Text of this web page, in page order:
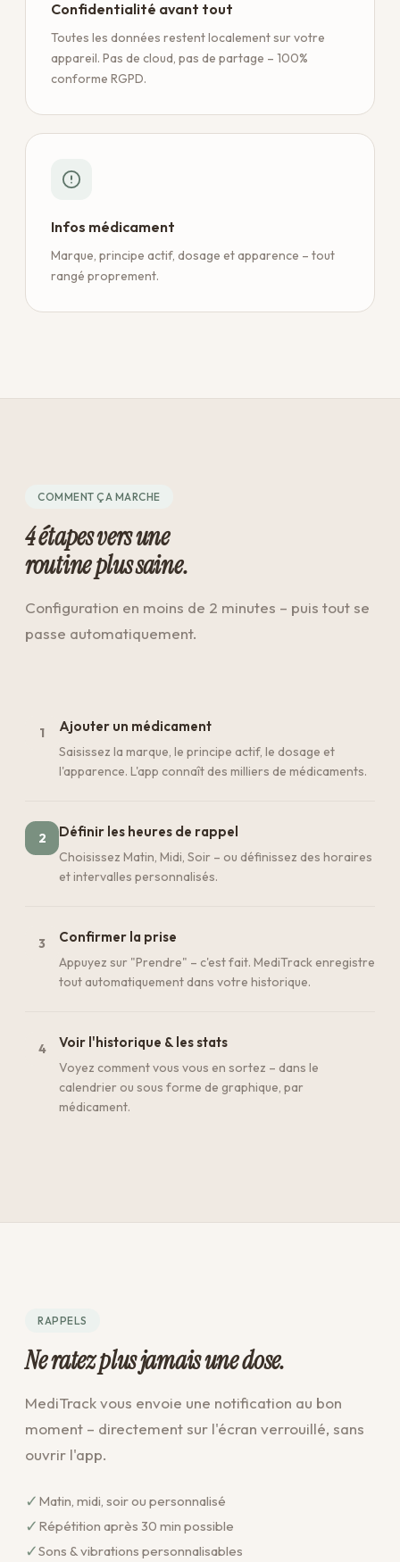
Confidentialité avant tout
Toutes les données restent localement sur votre
appareil. Pas de cloud, pas de partage – 100%
conforme RGPD.
Infos médicament
Marque, principe actif, dosage et apparence – tout
rangé proprement.
COMMENT ÇA MARCHE
4 étapes vers une
routine plus saine.
Configuration en moins de 2 minutes – puis tout se
passe automatiquement.
1 Ajouter un médicament
Saisissez la marque, le principe actif, le dosage et
l'apparence. L'app connaît des milliers de médicaments.
2 Définir les heures de rappel
Choisissez Matin, Midi, Soir – ou définissez des horaires
et intervalles personnalisés.
3 Confirmer la prise
Appuyez sur "Prendre" – c'est fait. MediTrack enregistre
tout automatiquement dans votre historique.
4 Voir l'historique & les stats
Voyez comment vous vous en sortez – dans le
calendrier ou sous forme de graphique, par
médicament.
RAPPELS
Ne ratez plus jamais une dose.
MediTrack vous envoie une notification au bon
moment – directement sur l'écran verrouillé, sans
ouvrir l'app.
✓ Matin, midi, soir ou personnalisé
✓ Répétition après 30 min possible
✓Sons & vibrations personnalisables